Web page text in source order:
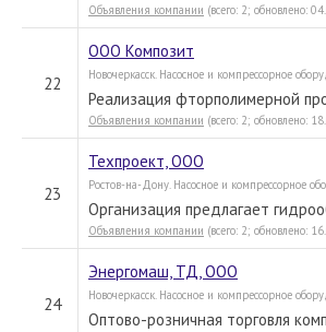
Объявления компании (всего: 2; обновлено:
22
ООО Композит
Новочеркасск. Насосное и компрессорное
Реализация фторполимерной
Объявления компании (всего: 2; обновлено:
23
Техпроект, ООО
Ростов-на-Дону. Насосное и компрессорное
Организация предлагает
Объявления компании (всего: 2; обновлено:
24
Энергомаш, ТД, ООО
Новочеркасск. Насосное и компрессорное
Оптово-розничная торговля